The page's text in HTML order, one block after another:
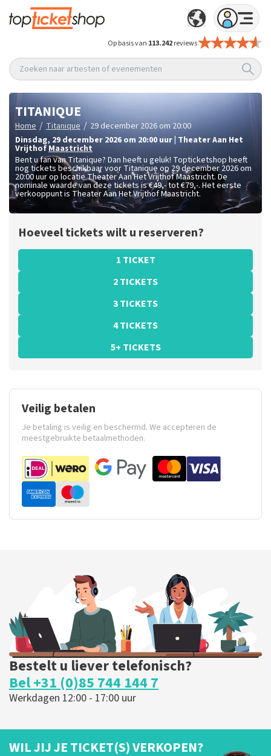
Op basis van 113.242reviews
Zoeken naar artiesten of evenementen
TITANIQUE
Home / Titanique / 29 december 2026 om 20:00
dinsdag, 29 december 2026 om 20:00 uur Theater Aan Het
VrijthofMaastricht
Bent u fan van Titanique? Dan heeft u geluk! Topticketshop heeft
nog tickets beschikbaar voor Titanique op 29 december 2026 om
20:00 uur op locatie Theater Aan Het Vrijthof Maastricht. De
nominale waarde van deze tickets is€49,- tot €79,-. Het eerste
verkooppunt is Theater Aan Het Vrijthof Maastricht.
Hoeveel tickets wilt u reserveren?
1 TICKET
2 TICKETS
3 TICKETS
4 TICKETS
5+ TICKETS
Veilig betalen
Je betaling is veilig en beschermd. We accepteren de
meestgebruikte betaalmethoden.
Bestelt u liever telefonisch?
Bel +31 (0)85 744 144 7
Werkdagen 12:00 - 17:00 uur
WIL JIJ JE TICKET(S) VERKOPEN?